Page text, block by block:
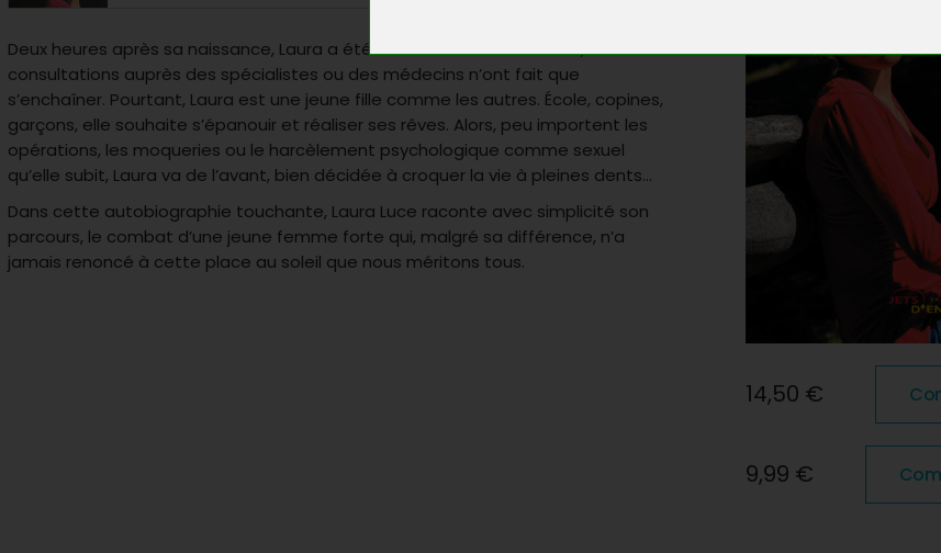
Deux heures après sa naissance, Laura a été victime d’un AVC. Ensuite, les
consultations auprès des spécialistes ou des médecins n’ont fait que
s’enchaîner. Pourtant, Laura est une jeune fille comme les autres. École, copines,
garçons, elle souhaite s’épanouir et réaliser ses rêves. Alors, peu importent les
opérations, les moqueries ou le harcèlement psychologique comme sexuel
qu’elle subit, Laura va de l’avant, bien décidée à croquer la vie à pleines dents…
Dans cette autobiographie touchante, Laura Luce raconte avec simplicité son
parcours, le combat d’une jeune femme forte qui, malgré sa différence, n’a
jamais renoncé à cette place au soleil que nous méritons tous.
14,50 €
9,99 €